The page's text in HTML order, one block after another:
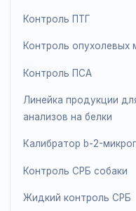
Контроль АМГ
Контроль маркеров
(сыворотка)
Иммунохимический